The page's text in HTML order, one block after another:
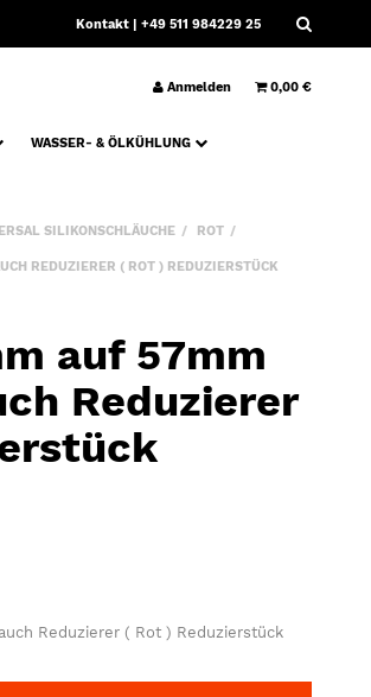
Kontakt | +49 511 984229 25
Anmelden 0,00 €
WASSER- & ÖLKÜHLUNG
SILIKONSCHLÄUCHE
ROT
REDUZIERER ( ROT ) REDUZIERSTÜCK
auf 57mm
Reduzierer
Reduzierer ( Rot ) Reduzierstück